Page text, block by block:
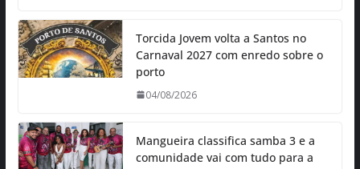
Torcida Jovem volta a Santos no
Carnaval 2027 com enredo sobre o
porto
04/08/2026
Mangueira classifica samba 3 e a
comunidade vai com tudo para a